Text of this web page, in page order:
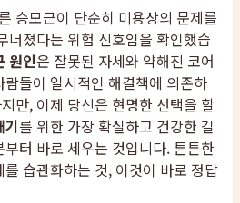
승모근이 단순히 미용상의 문제를
너졌다는 위험 신호임을 확인했습
원인은 잘못된 자세와 약해진 코어
들이 일시적인 해결책에 의존하
만, 이제 당신은 현명한 선택을 할
기를 위한 가장 확실하고 건강한 길
터 바로 세우는 것입니다. 튼튼한
습관화하는 것, 이것이 바로 정답